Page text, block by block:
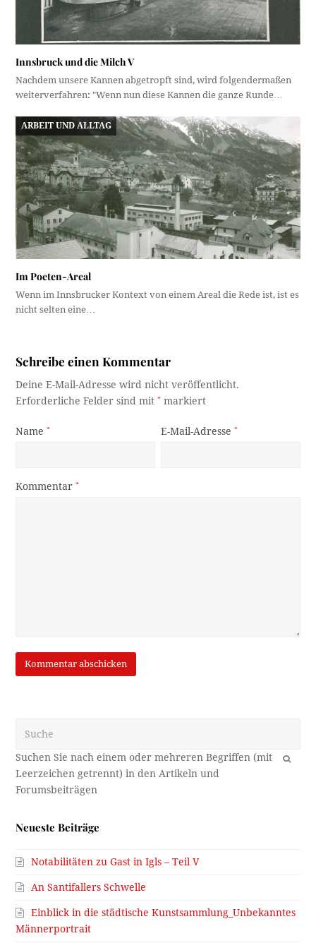
Innsbruck und die Milch V
Nachdem unsere Kannen abgetropft sind, wird folgendermaßen
weiterverfahren: "Wenn nun diese Kannen die ganze Runde…
ARBEIT UND ALLTAG
Im Poeten-Areal
Wenn im Innsbrucker Kontext von einem Areal die Rede ist, ist es
nicht selten eine…
Schreibe einen Kommentar
Deine E-Mail-Adresse wird nicht veröffentlicht.
Erforderliche Felder sind mit* markiert
Name* E-Mail-Adresse*
Kommentar*
OK
Neueste Beiträge
Notabilitäten zu Gast in Igls – Teil V
An Santifallers Schwelle
Einblick in die städtische Kunstsammlung_Unbekanntes
Männerportrait